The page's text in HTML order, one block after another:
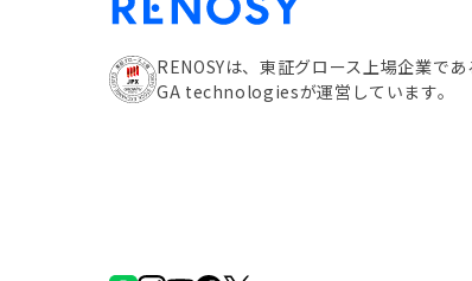
RENOSYは、東証グロース上場企業であ
GA technologiesが運営しています。